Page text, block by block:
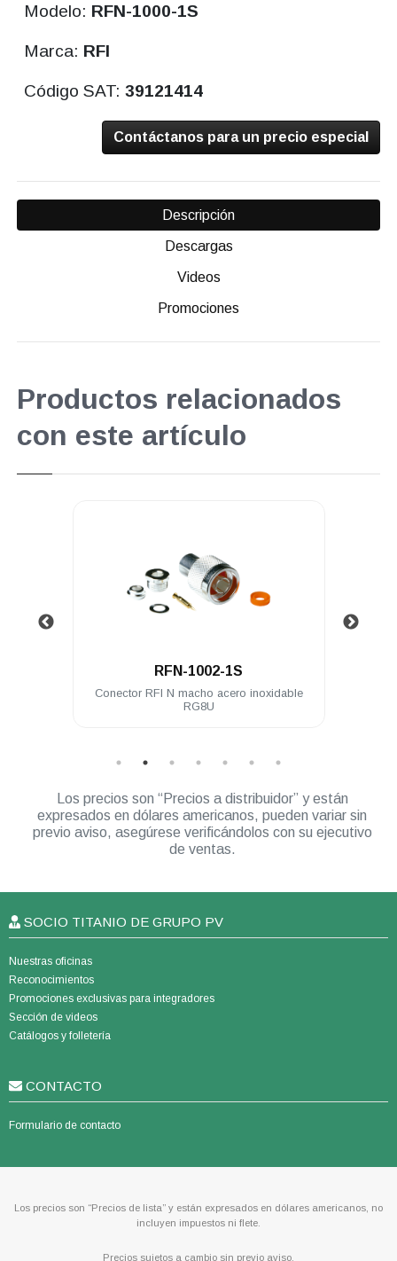
Modelo: RFN-1000-1S
Marca: RFI
Código SAT:39121414
Contáctanos para un precio especial
Descripción
Descargas
Videos
Promociones
Productos relacionados
con este artículo
RFN-1002-1S
Conector RFI N macho acero inoxidable
RG8U
Los precios son “Precios a distribuidor” y están
expresados en dólares americanos, pueden variar sin
previo aviso, asegúrese verificándolos con su ejecutivo
de ventas.
SOCIO TITANIO DE GRUPO PV
Nuestras oficinas
Reconocimientos
Promociones exclusivas para integradores
Sección de videos
Catálogos y folletería
CONTACTO
Formulario de contacto
Los precios son “Precios de lista” y están expresados en dólares americanos, no
incluyen impuestos ni flete.
Precios sujetos a cambio sin previo aviso.